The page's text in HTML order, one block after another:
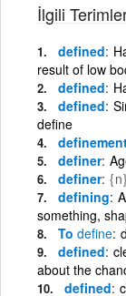
İlgili
defined
result of low
defined
defined
define
definer
definer {n}
defining
something,
To define
defined
about the
defined